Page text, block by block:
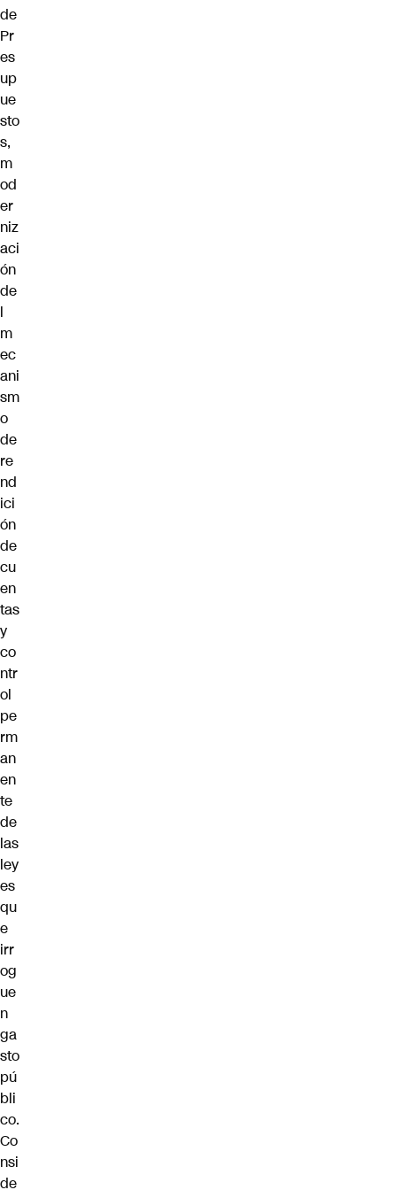
de
Pr
es
up
ue
sto
s,
m
od
er
niz
aci
ón
de
l
m
ec
ani
sm
o
de
re
nd
ici
ón
de
cu
en
tas
y
co
ntr
ol
pe
rm
an
en
te
de
las
ley
es
qu
e
irr
og
ue
n
ga
sto
pú
bli
co.
Co
nsi
de